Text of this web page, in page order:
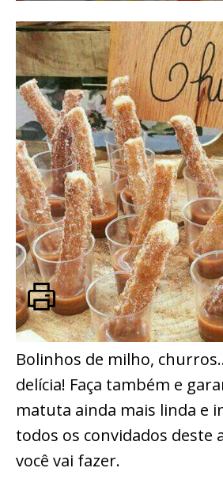
Bolinhos de milho,
delícia! Faça também e
matuta ainda mais linda e
todos os convidados deste
você vai fazer.